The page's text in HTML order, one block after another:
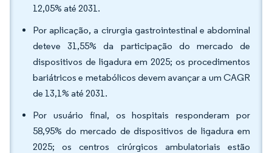
12,05% até 2031.
Por aplicação, a cirurgia gastrointestinal e abdominal
deteve 31,55% da participação do mercado de
dispositivos de ligadura em 2025; os procedimentos
bariátricos e metabólicos devem avançar a um CAGR
de 13,1% até 2031.
Por usuário final, os hospitais responderam por
58,95% do mercado de dispositivos de ligadura em
2025; os centros cirúrgicos ambulatoriais estão